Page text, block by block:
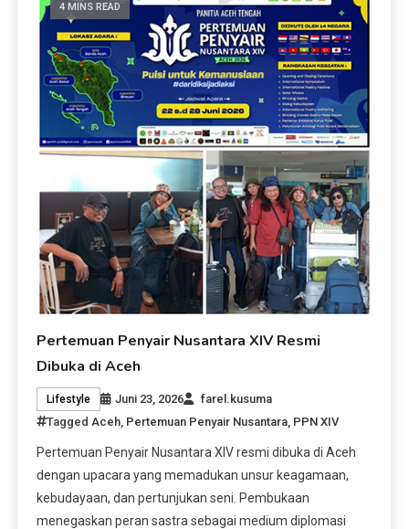
4 MINS READ
Pertemuan Penyair Nusantara XIV Resmi
Dibuka di Aceh
Lifestyle Juni 23, 2026
farel.kusuma
Tagged Aceh Pertemuan Penyair Nusantara PPN XIV
Pertemuan Penyair Nusantara XIV resmi dibuka di Aceh
dengan upacara yang memadukan unsur keagamaan,
kebudayaan, dan pertunjukan seni. Pembukaan
menegaskan peran sastra sebagai medium diplomasi